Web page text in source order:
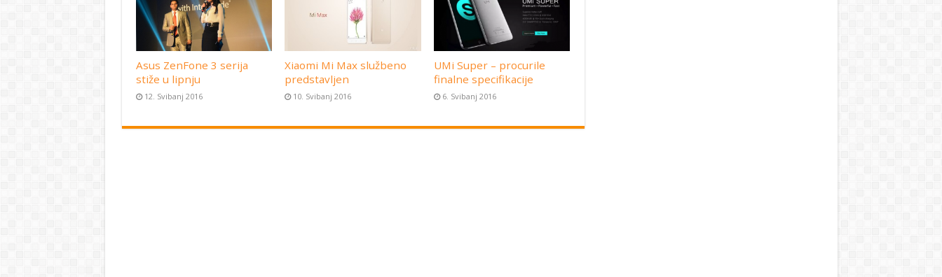
Asus ZenFone 3 serija
stiže u lipnju
12. Svibanj 2016
Xiaomi Mi Max službeno
predstavljen
10. Svibanj 2016
UMi Super – procurile
finalne specifikacije
6. Svibanj 2016